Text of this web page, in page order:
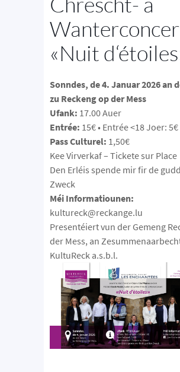
«Nuit
Sonndes, de 4. Januar 2026 an
zu Reckeng op der Mess
Ufank: 17.00 Auer
Entrée: 15€ • Entrée <18 Joer: 5€
Pass Culturel: 1,50€
Kee Virverkaf – Tickete sur Place
Den Erléis spende mir fir de
Zweck
Méi Informatiounen:
kultureck@reckange.lu
Presentéiert vun der Gemeng
der Mess, an
KultuReck a.s.b.l.